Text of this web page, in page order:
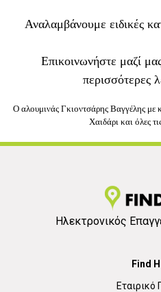
Αναλαμβάνουμε ειδικές
Επικοινωνήστε μαζί
περισσότερες
Ο αλουμινάς Γκιοντσάρης Βαγγέλης με
Χαιδάρι και όλες
Ηλεκτρονικός
Find
Εταιρικό